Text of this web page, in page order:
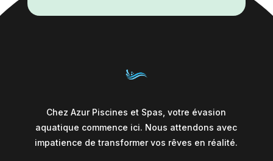
Chez Azur Piscines et Spas, votre évasion
aquatique commence ici. Nous attendons avec
impatience de transformer vos rêves en réalité.